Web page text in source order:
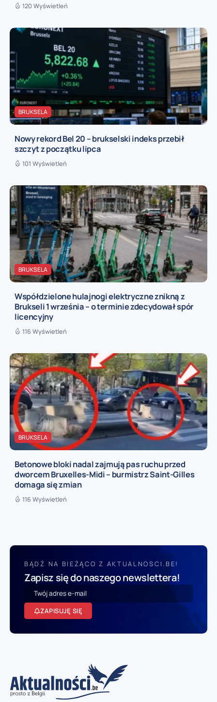
120 Wyświetleń
BRUKSELA
Nowy rekord Bel 20 – brukselski indeks przebił
szczyt z początku lipca
101 Wyświetleń
BRUKSELA
Współdzielone hulajnogi elektryczne znikną z
Brukseli 1 września – o terminie zdecydował spór
licencyjny
116 Wyświetleń
BRUKSELA
Betonowe bloki nadal zajmują pas ruchu przed
dworcem Bruxelles-Midi – burmistrz Saint-Gilles
domaga się zmian
116 Wyświetleń
BĄDŹ NA BIEŻĄCO Z AKTUALNOSCI.BE!
Zapisz się do naszego newslettera!
ZAPISUJĘ SIĘ